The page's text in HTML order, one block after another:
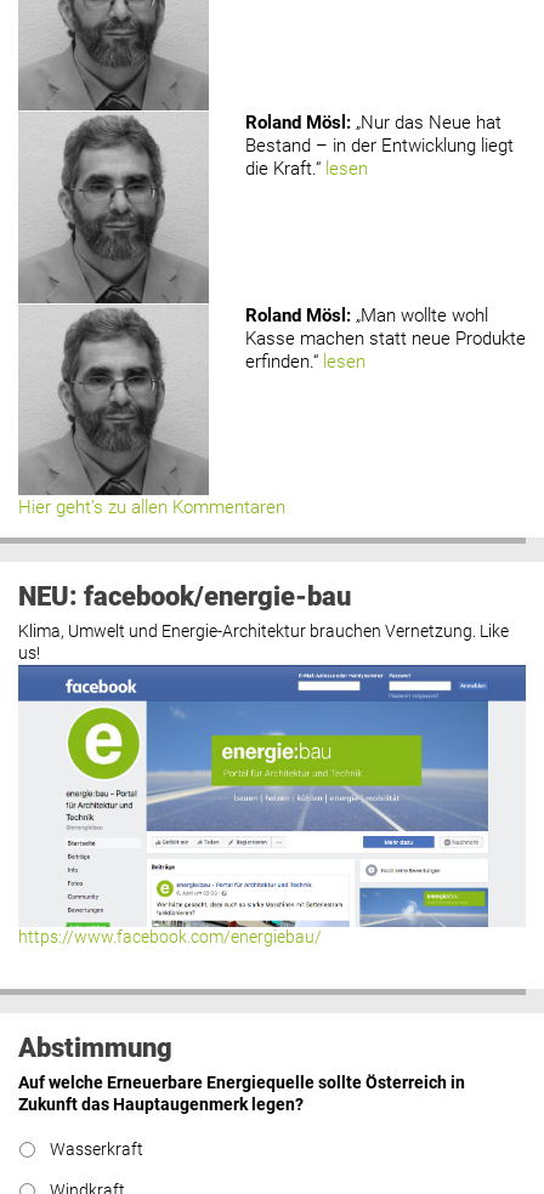
Roland Mösl : „Nur das Neue hat
Bestand – in der Entwicklung liegt
die Kraft.“ lesen
Roland Mösl : „Man wollte wohl
Kasse machen statt neue Produkte
erfinden.“ lesen
Hier geht’s zu allen Kommentaren
NEU: facebook/energie-bau
Klima, Umwelt und Energie-Architektur brauchen Vernetzung. Like
us!
https://www.facebook.com/energiebau/
Abstimmung
Auf welche Erneuerbare Energiequelle sollte Österreich in
Zukunft das Hauptaugenmerk legen?
Wasserkraft